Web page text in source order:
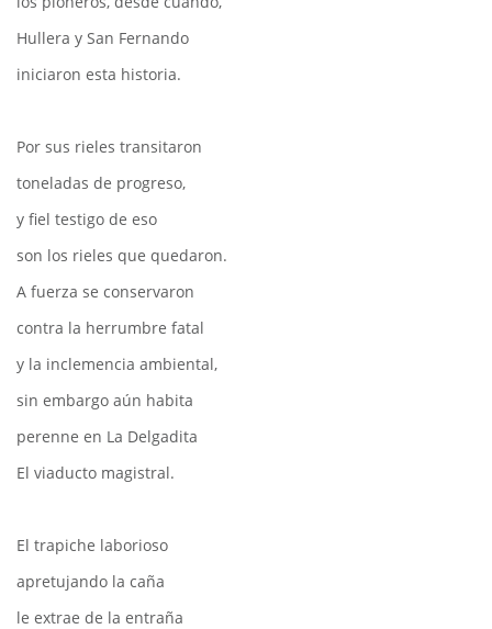
Hullera y San Fernando
iniciaron esta historia.
Por sus rieles transitaron
toneladas de progreso,
y fiel testigo de eso
son los rieles que quedaron.
A fuerza se conservaron
contra la herrumbre fatal
y la inclemencia ambiental,
sin embargo aún habita
perenne en La Delgadita
El viaducto magistral.
El trapiche laborioso
apretujando la caña
le extrae de la entraña